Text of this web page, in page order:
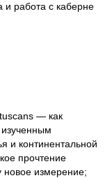
и работа с каберне
— как
и континентальной
прочтение
новое измерение;